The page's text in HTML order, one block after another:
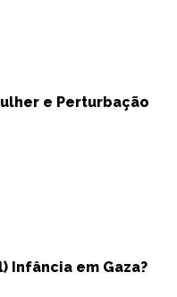
e Perturbação
Infância em Gaza?